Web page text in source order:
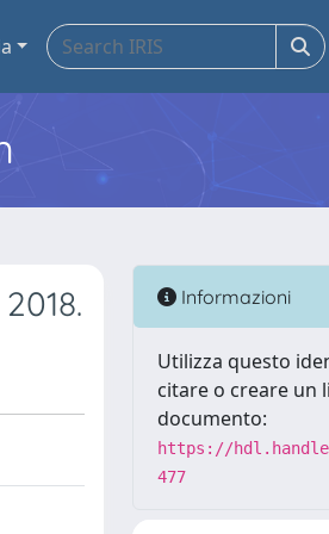
Informazioni
Utilizza questo
citare o creare un
documento:
https://
477